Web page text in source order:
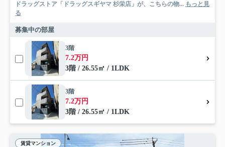
ドラッグストア「ドラッグスギヤマ 杉栄店」が、こちらの物... もっと見
る
募集中の部屋
3階
7.2万円
3階 / 26.55㎡ / 1LDK
3階
7.2万円
3階 / 26.55㎡ / 1LDK
賃貸マンション